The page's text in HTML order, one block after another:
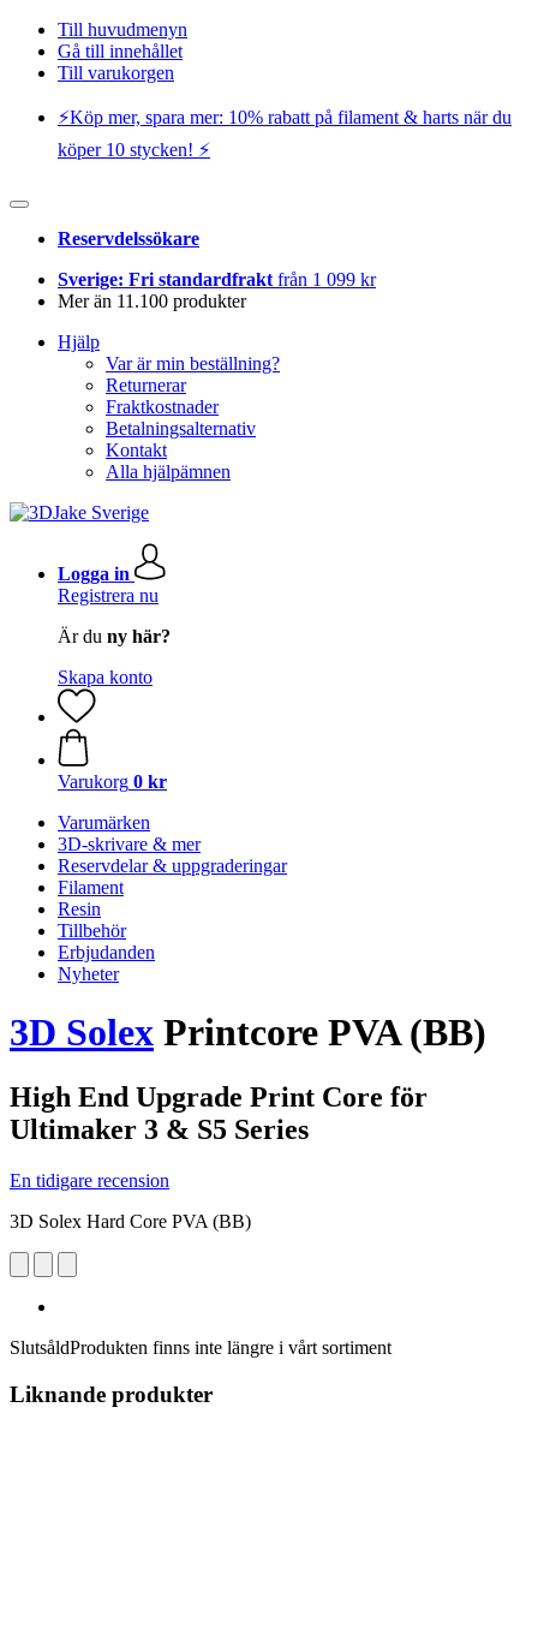
Till huvudmenyn
Gå till innehållet
Till varukorgen
⚡️Köp mer, spara mer: 10% rabatt på filament & harts när du
köper 10 stycken! ⚡️
Reservdelssökare
Sverige: Fri standardfrakt från 1 099 kr
Mer än 11.100 produkter
Hjälp
Var är min beställning?
Returnerar
Fraktkostnader
Betalningsalternativ
Kontakt
Alla hjälpämnen
Logga in
Registrera nu
Är du ny här?
Skapa konto
Varukorg 0 kr
Varumärken
3D-skrivare & mer
Reservdelar & uppgraderingar
Filament
Resin
Tillbehör
Erbjudanden
Nyheter
3D Solex Printcore PVA (BB)
High End Upgrade Print Core för
Ultimaker 3 & S5 Series
En tidigare recension
3D Solex Hard Core PVA (BB)
SlutsåldProdukten finns inte längre i vårt sortiment
Liknande produkter